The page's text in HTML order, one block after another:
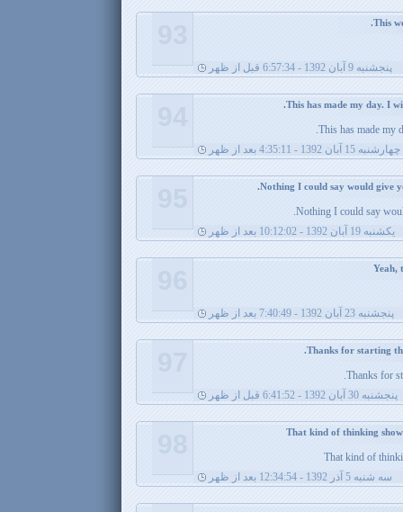
پنجشنبه 9 آبان 1392 - 6:57:34 قبل از ظهر
This has made my
چهارشنبه 15 آبان 1392 - 4:35:11 بعد از ظهر
Nothing I could say
يکشنبه 19 آبان 1392 - 10:12:02 بعد از ظهر
پنجشنبه 23 آبان 1392 - 7:40:49 بعد از ظهر
Thanks for
پنجشنبه 30 آبان 1392 - 6:41:52 قبل از ظهر
That kind of
سه شنبه 5 آذر 1392 - 12:34:54 بعد از ظهر